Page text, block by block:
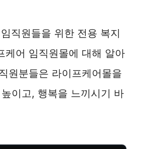
직원들을 위한 전용 복지
케어 임직원몰에 대해 알아
원분들은 라이프케어몰을
이고, 행복을 느끼시기 바